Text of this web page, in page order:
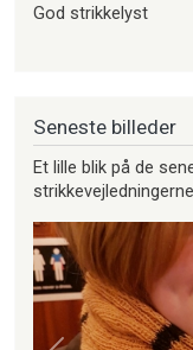
God strikkelyst
Seneste billeder
Et lille blik på de